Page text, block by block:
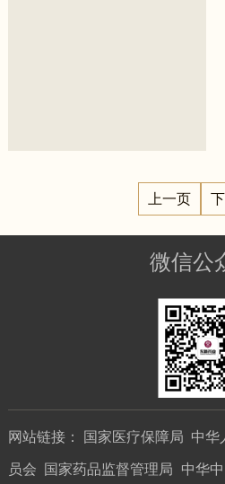
上一页
微信公
网站链接： 国家医疗保障局 中华
员会 国家药品监督管理局 中华